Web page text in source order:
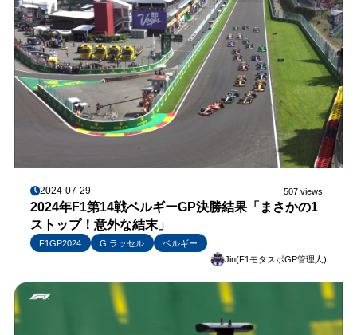
2024-07-29 507 views
2024年F1第14戦ベルギーGP決勝結果「まさかの1
ストップ！意外な結末」
F1GP2024 G.ラッセル
ベルギー
Jin(F1モタスポGP管理人)